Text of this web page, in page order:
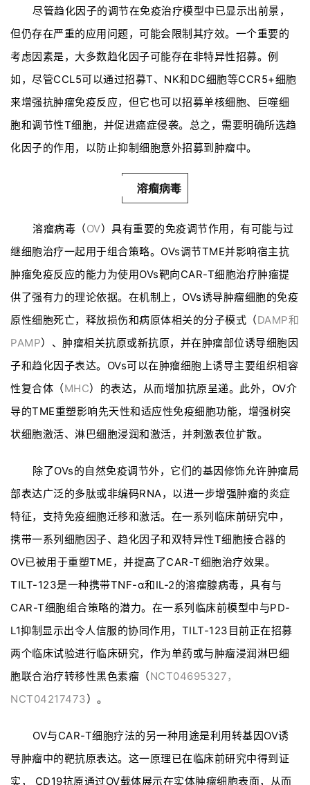
首
页
业
资
讯
再
学
尽管趋化因子的调节在免疫治疗模型中已显示出前景，
但仍存在严重的应用问题，可能会限制其疗效。一个重要的
考虑因素是，大多数趋化因子可能存在非特异性招募。例
如，尽管CCL5可以通过招募T、NK和DC细胞等CCR5+细胞
来增强抗肿瘤免疫反应，但它也可以招募单核细胞、巨噬细
胞和调节性T细胞，并促进癌症侵袭。总之，需要明确所选趋
化因子的作用，以防止抑制细胞意外招募到肿瘤中。
溶瘤病毒
溶瘤病毒（OV）具有重要的免疫调节作用，有可能与过
继细胞治疗一起用于组合策略。OVs调节TME并影响宿主抗
肿瘤免疫反应的能力为使用OVs靶向CAR-T细胞治疗肿瘤提
供了强有力的理论依据。在机制上，OVs诱导肿瘤细胞的免疫
原性细胞死亡，释放损伤和病原体相关的分子模式（DAMP和
PAMP）、肿瘤相关抗原或新抗原，并在肿瘤部位诱导细胞因
子和趋化因子表达。OVs可以在肿瘤细胞上诱导主要组织相容
性复合体（MHC）的表达，从而增加抗原呈递。此外，OV介
导的TME重塑影响先天性和适应性免疫细胞功能，增强树突
状细胞激活、淋巴细胞浸润和激活，并刺激表位扩散。
除了OVs的自然免疫调节外，它们的基因修饰允许肿瘤局
部表达广泛的多肽或非编码RNA，以进一步增强肿瘤的炎症
特征，支持免疫细胞迁移和激活。在一系列临床前研究中，
携带一系列细胞因子、趋化因子和双特异性T细胞接合器的
OV已被用于重塑TME，并提高了CAR-T细胞治疗效果。
TILT-123是一种携带TNF-α和IL-2的溶瘤腺病毒，具有与
CAR-T细胞组合策略的潜力。在一系列临床前模型中与PD-
L1抑制显示出令人信服的协同作用，TILT-123目前正在招募
两个临床试验进行临床研究，作为单药或与肿瘤浸润淋巴细
胞联合治疗转移性黑色素瘤（NCT04695327，
NCT04217473）。
OV与CAR-T细胞疗法的另一种用途是利用转基因OV诱
导肿瘤中的靶抗原表达。这一原理已在临床前研究中得到证
实， CD19抗原通过OV载体展示在实体肿瘤细胞表面，从而